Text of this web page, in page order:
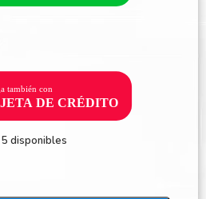
5 disponibles